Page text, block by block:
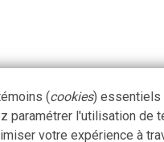
(cookies) essentiels
paramétrer l'utilisation de
votre expérience à